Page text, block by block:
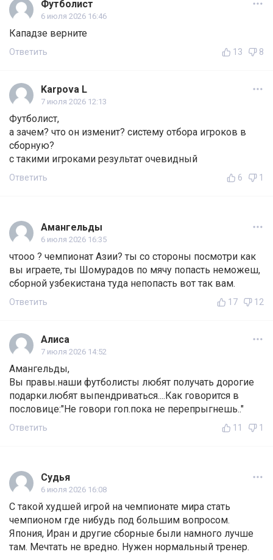
Футболист
6 июля 2026 16:46
Кападзе верните
Ответить 13 8
Karpova L
7 июля 2026 12:13
Футболист,
а зачем? что он изменит? систему отбора игроков в
сборную?
с такими игроками результат очевидный
Ответить 6 1
Амангельды
6 июля 2026 16:35
чтооо ? чемпионат Азии? ты со стороны посмотри как
вы играете, ты Шомурадов по мячу попасть неможеш,
сборной узбекистана туда непопасть вот так вам.
Ответить 17 12
Алиса
7 июля 2026 14:52
Амангельды,
Вы правы.наши футболисты любят получать дорогие
подарки.любят выпендриваться....Как говорится в
пословице:"Не говори гоп.пока не перепрыгнешь.."
Ответить 11 1
Судья
6 июля 2026 16:08
С такой худшей игрой на чемпионате мира стать
чемпионом где нибудь под большим вопросом.
Япония, Иран и другие сборные были намного лучше
там. Мечтать не вредно. Нужен нормальный тренер.